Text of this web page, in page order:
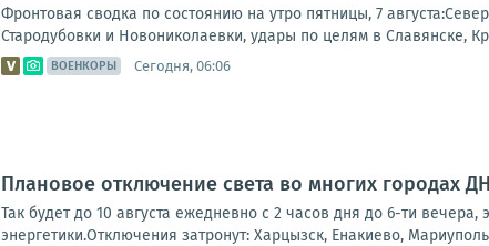
Фронтовая сводка по состоянию на утро пятницы, 7
Стародубовки и Новониколаевки, удары по целям в Славянске,
ВОЕНКОРЫ Сегодня, 06:06
Плановое отключение света во многих городах
Так будет до 10 августа ежедневно с 2 часов дня до 6-ти
энергетики.Отключения затронут: Харцызск, Енакиево,